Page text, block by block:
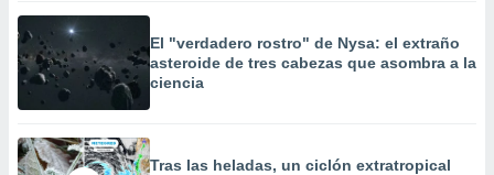
El "verdadero rostro" de Nysa: el extraño
asteroide de tres cabezas que asombra a la
ciencia
Tras las heladas, un ciclón extratropical